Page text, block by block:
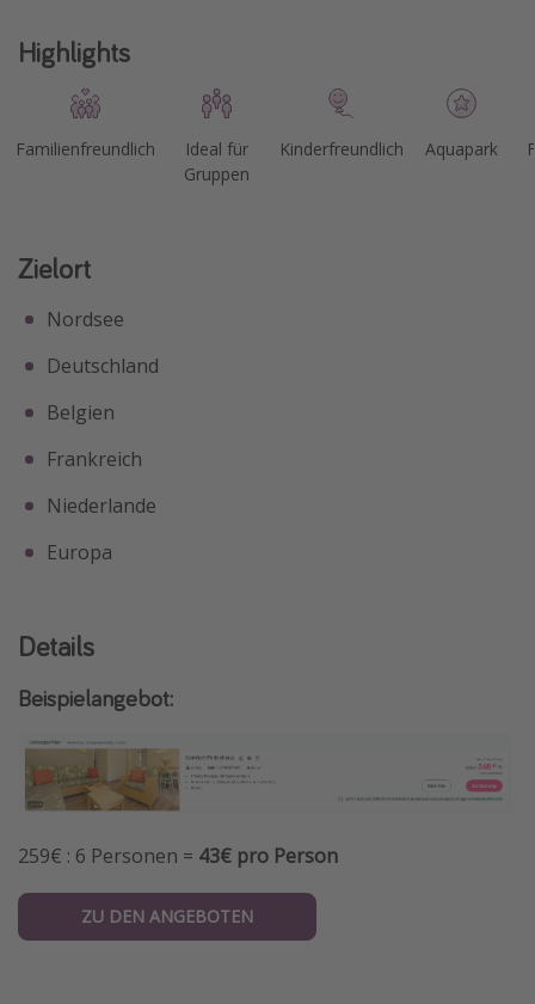
Highlights
Familienfreundlich
Ideal für
Gruppen
Kinderfreundlich Aquapark
Zielort
Nordsee
Deutschland
Belgien
Frankreich
Niederlande
Europa
Details
Beispielangebot:
259€ : 6 Personen = 43€ pro Person
ZU DEN ANGEBOTEN